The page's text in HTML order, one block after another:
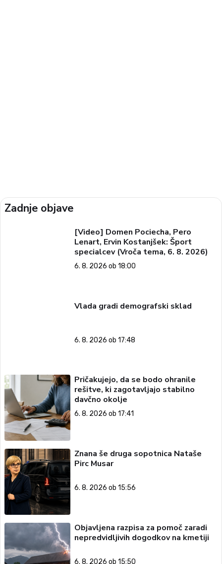
Zadnje objave
[Video] Domen Pociecha, Pero
Lenart, Ervin Kostanjšek: Šport
specialcev (Vroča tema, 6. 8. 2026)
6. 8. 2026 ob 18:00
Vlada gradi demografski sklad
6. 8. 2026 ob 17:48
Pričakujejo, da se bodo ohranile
rešitve, ki zagotavljajo stabilno
davčno okolje
6. 8. 2026 ob 17:41
Znana še druga sopotnica Nataše
Pirc Musar
6. 8. 2026 ob 15:56
Objavljena razpisa za pomoč zaradi
nepredvidljivih dogodkov na kmetiji
6. 8. 2026 ob 15:50